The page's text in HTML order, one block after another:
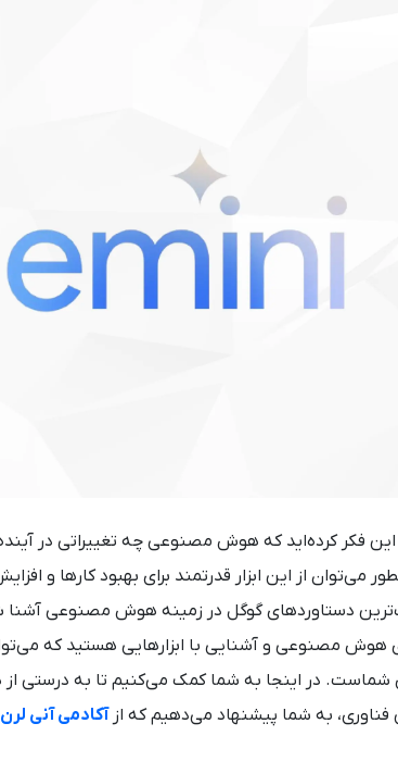
این فکر کرده‌اید که هوش مصنوعی چه تغییراتی در
می‌توان از این ابزار قدرتمند برای بهبود کارها و
دستاوردهای گوگل در زمینه هوش مصنوعی آشنا
هوش مصنوعی و آشنایی با ابزارهایی هستید که
شماست. در اینجا به شما کمک می‌کنیم تا به درستی
فناوری، به شما پیشنهاد می‌دهیم که ازآکادمی آنی لرن